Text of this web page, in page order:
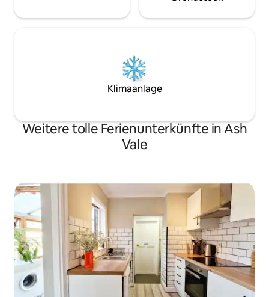
Klimaanlage
Weitere tolle Ferienunterkünfte in Ash
Vale